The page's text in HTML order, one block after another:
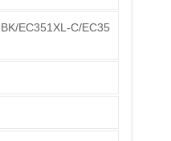
EC351XL-C/EC35